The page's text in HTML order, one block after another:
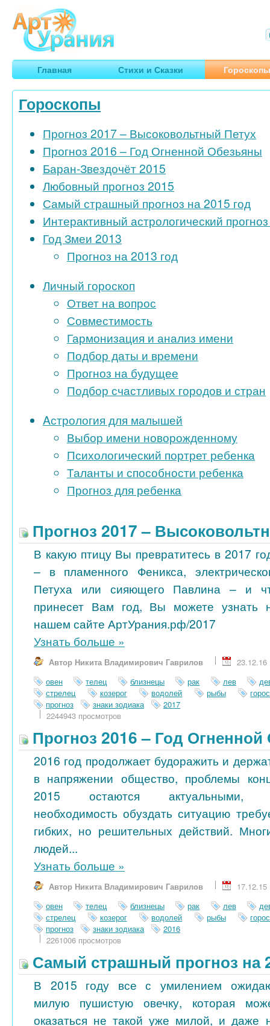
АртУрания
Умные гороскопы, творчество, путешествия
Главная Стихи и Сказки Гороскопы
Гороскопы
Прогноз 2017 – Высоковольтный Петух
Прогноз 2016 – Год Огненной Обезьяны
Баран-Звездочёт 2015
Любовный прогноз 2015
Самый страшный прогноз на 2015 год
Интерактивный астрологический
Год Змеи 2013
Прогноз на 2013 год
Личный гороскоп
Ответ на вопрос
Совместимость
Гармонизация и анализ имени
Подбор даты и времени
Прогноз на будущее
Подбор счастливых городов и стран
Aстрология для малышей
Выбор имени новорожденному
Психологический портрет ребенка
Таланты и способности ребенка
Прогноз для ребенка
Прогноз 2017 –
В какую птицу Вы превратитесь в 2017
– в пламенного Феникса,
Петуха или сияющего Павлина – и
принесет Вам год, Вы можете узнать
нашем сайте АртУрания.рф/2017
Узнать больше »
Автор Никита Владимирович Гаврилов
23.12.16
овен
телец близнецы рак лев
стрелец
козерог водолей рыбы
прогноз
знаки зодиака
2017
2244943 просмотров
Прогноз 2016 – Год
2016 год продолжает будоражить и
в напряжении общество, проблемы
2015 остаются актуальными,
необходимость обуздать ситуацию
гибких, но решительных действий.
людей...
Узнать больше »
Автор Никита Владимирович Гаврилов
17.12.15
овен
телец близнецы рак лев
стрелец
козерог водолей рыбы
прогноз
знаки зодиака
2016
2261006 просмотров
Самый страшный прогноз на
В 2015 году все с умилением
милую пушистую овечку, которая
оказаться не такой уже милой, и даже